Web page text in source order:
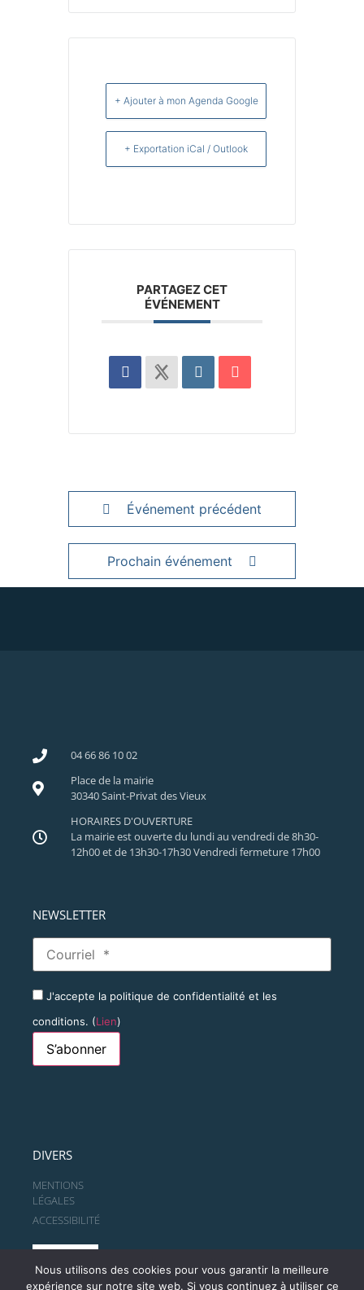
+ Ajouter à mon Agenda Google
+ Exportation iCal / Outlook
PARTAGEZ CET
ÉVÉNEMENT
Événement précédent
Prochain événement
04 66 86 10 02
Place de la mairie
30340 Saint-Privat des Vieux
HORAIRES D'OUVERTURE
La mairie est ouverte du lundi au vendredi de 8h30-
12h00 et de 13h30-17h30 Vendredi fermeture 17h00
NEWSLETTER
J'accepte la politique de confidentialité et les
conditions. (Lien)
DIVERS
MENTIONS
LÉGALES
ACCESSIBILITÉ
Nous utilisons des cookies pour vous garantir la meilleure
expérience sur notre site web. Si vous continuez à utiliser ce